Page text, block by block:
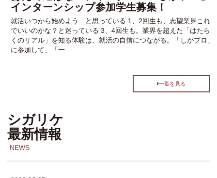
インターンシップ参加学生募集！
就活いつから始めよう…と思っている 1、2回生も、志望業界これ
でいいのかな？と迷っている 3、4回生も。業界を超えた「はたら
くのリアル」を知る体験は、就活の自信につながる。「しがプロ」
に参加して、「一
一覧を見る
シガリケ
最新情報